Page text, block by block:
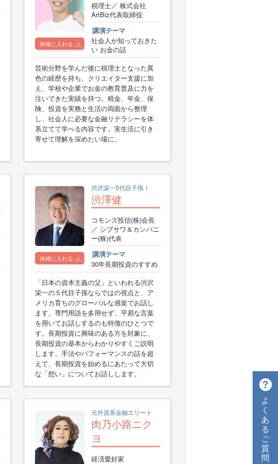
候補に入れる
税理士／ 株式会社
ArtBiz代表取締役
講演テーマ
社会人が知っておきた
い お金の話
芸術分野を学んだ後に税理士となった異
色の経歴を持ち、クリエイター支援に加
え、学校や企業でお金の教育普及に力を
注いできた実績を持つ。税金、年金、保
険、投資を実務と生活の両面から整理
し、社会人に必要な金融リテラシーを体
系立てて学べる内容です。実生活に引き
寄せて理解を深めたい場に。
候補に入れる
渋沢栄一5代目子孫！
渋澤健
コモンズ投信(株)会長
／ シブサワ＆カンパニ
ー(株)代表
講演テーマ
30年長期投資のすすめ
「日本の資本主義の父」といわれる渋沢
栄一の５代目子孫ならではの視点と、ア
メリカ育ちのグローバルな感覚でお話し
ます。専門用語を多用せず、平易な言葉
を用いてお話しするのも特徴のひとつで
す。長期投資に興味のある方を対象に、
長期投資の基本からわかりやすくご説明
します。手法やパフォーマンスの話を超
えて、長期投資を始めるにあたって大切
な「想い」についてお話しします。
元外資系金融エリート
肉乃小路ニク
ヨ
経済愛好家
よ
く
あ
る
ご
質
問